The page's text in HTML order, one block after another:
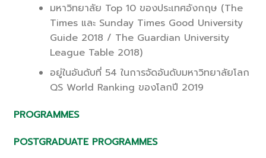
มหาวิทยาลัย Top 10 ของประเทศอังกฤษ (The
Times และ Sunday Times Good University
Guide 2018 / The Guardian University
League Table 2018)
อยู่ในอันดับที่ 54 ในการจัดอันดับมหาวิทยาลัยโลก
QS World Ranking ของโลกปี 2019
PROGRAMMES
POSTGRADUATE PROGRAMMES